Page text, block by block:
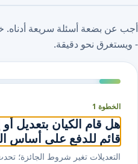
أجب عن بضعة أسئلة سريعة
- ويستغرق نحو دقيقة.
الخطوة 1
هل قام الكيان بتعديل
قائم للدفع على أساس
التعديلات تغير شروط الجائزة؛